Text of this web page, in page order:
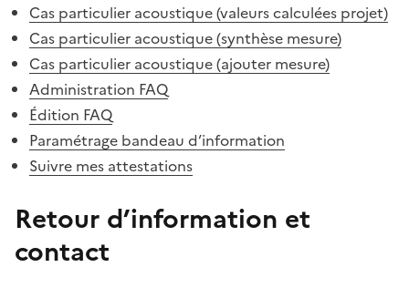
Cas particulier acoustique (valeurs calculées projet)
Cas particulier acoustique (synthèse mesure)
Cas particulier acoustique (ajouter mesure)
Administration FAQ
Édition FAQ
Paramétrage bandeau d’information
Suivre mes attestations
Retour d’information et
contact